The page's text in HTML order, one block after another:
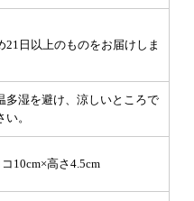
日以上のものをお届けしま
多湿を避け、涼しいところで
。
10cm×高さ4.5cm